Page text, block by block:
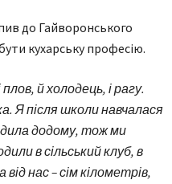
до Гайворонського
кухарську професію.
й холодець, і рагу.
Я після школи навчалася
додому, тож ми
в сільський клуб, в
нас – сім кілометрів,